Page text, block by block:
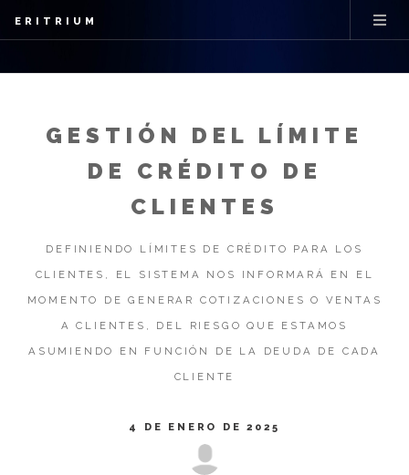
ERITRIUM
GESTIÓN DEL LÍMITE
DE CRÉDITO DE
CLIENTES
DEFINIENDO LÍMITES DE CRÉDITO PARA LOS
CLIENTES, EL SISTEMA NOS INFORMARÁ EN EL
MOMENTO DE GENERAR COTIZACIONES O VENTAS
A CLIENTES, DEL RIESGO QUE ESTAMOS
ASUMIENDO EN FUNCIÓN DE LA DEUDA DE CADA
CLIENTE
4 DE ENERO DE 2025